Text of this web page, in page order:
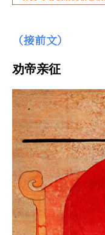
（接前文）
劝帝亲征